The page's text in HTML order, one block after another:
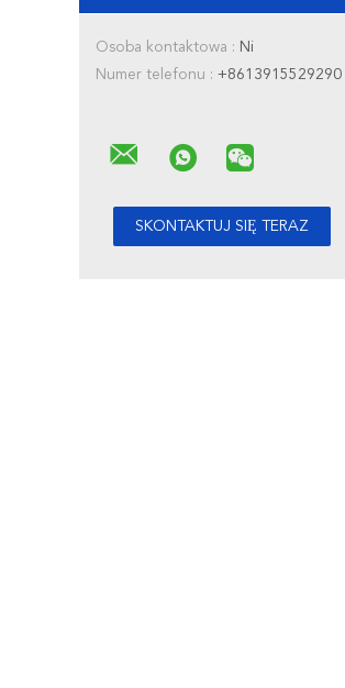
Osoba kontaktowa : Ni
Numer telefonu : +8613915529290